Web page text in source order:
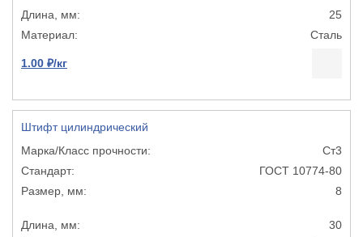
25
Сталь
1.00 ₽/кг
Штифт цилиндрический
Ст3
ГОСТ 10774-80
8
30